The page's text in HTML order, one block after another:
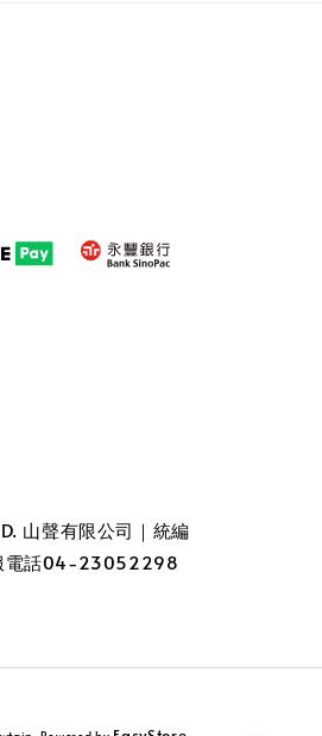
山聲有限公司｜統編
電話04-23052298